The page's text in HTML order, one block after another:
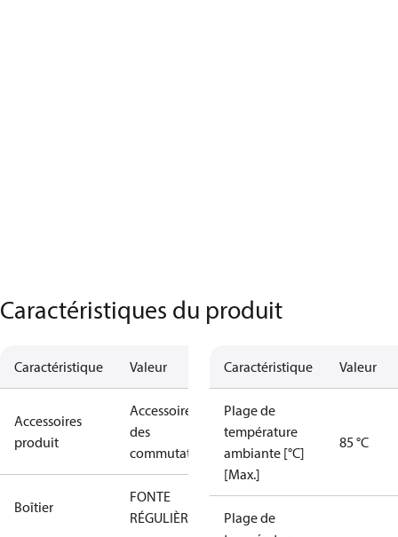
Caractéristiques du produit
Caractéristique Valeur
Accessoires
produit
Accessoires
des
commutateurs
Boîtier
FONTE
RÉGULIÈRE
Caractéristique Valeur
Plage de
température
ambiante [°C]
[Max.]
85 °C
Plage de